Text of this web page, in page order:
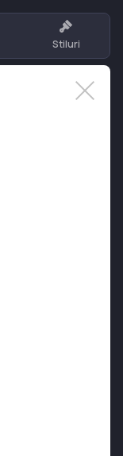
Stiluri